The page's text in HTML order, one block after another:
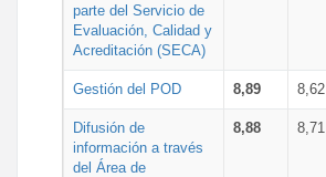
parte del Servicio de
Evaluación, Calidad y
Acreditación (SECA)
Gestión del POD 8,89 8,62
Difusión de
información a través
del Área de
8,88 8,71